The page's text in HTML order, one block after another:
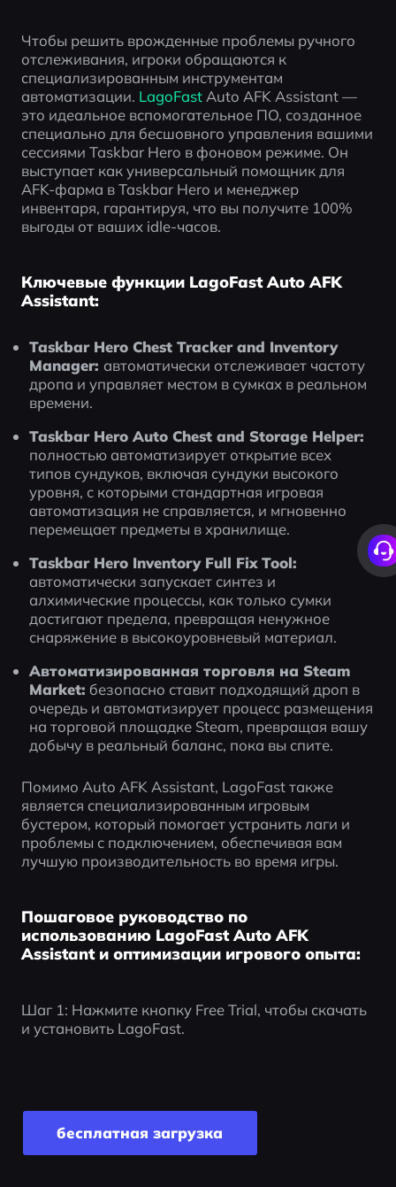
Чтобы решить врожденные проблемы ручного
отслеживания, игроки обращаются к
специализированным инструментам
автоматизации. LagoFast Auto AFK Assistant —
это идеальное вспомогательное ПО, созданное
специально для бесшовного управления вашими
сессиями Taskbar Hero в фоновом режиме. Он
выступает как универсальный помощник для
AFK-фарма в Taskbar Hero и менеджер
инвентаря, гарантируя, что вы получите 100%
выгоды от ваших idle-часов.
Ключевые функции LagoFast Auto AFK
Assistant:
Taskbar Hero Chest Tracker and Inventory
Manager: автоматически отслеживает частоту
дропа и управляет местом в сумках в реальном
времени.
Taskbar Hero Auto Chest and Storage Helper:
полностью автоматизирует открытие всех
типов сундуков, включая сундуки высокого
уровня, с которыми стандартная игровая
автоматизация не справляется, и мгновенно
перемещает предметы в хранилище.
Taskbar Hero Inventory Full Fix Tool:
автоматически запускает синтез и
алхимические процессы, как только сумки
достигают предела, превращая ненужное
снаряжение в высокоуровневый материал.
Автоматизированная торговля на Steam
Market: безопасно ставит подходящий дроп в
очередь и автоматизирует процесс размещения
на торговой площадке Steam, превращая вашу
добычу в реальный баланс, пока вы спите.
Помимо Auto AFK Assistant, LagoFast также
является специализированным игровым
бустером, который помогает устранить лаги и
проблемы с подключением, обеспечивая вам
лучшую производительность во время игры.
Пошаговое руководство по
использованию LagoFast Auto AFK
Assistant и оптимизации игрового опыта:
Шаг 1: Нажмите кнопку Free Trial, чтобы скачать
и установить LagoFast.
бесплатная загрузка